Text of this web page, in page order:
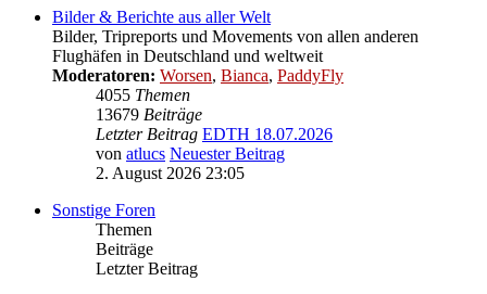
Bilder & Berichte aus aller Welt
Bilder, Tripreports und Movements von allen anderen
Flughäfen in Deutschland und weltweit
Moderatoren: Worsen, Bianca, PaddyFly
4055 Themen
13679 Beiträge
Letzter Beitrag EDTH 18.07.2026
von atlucs Neuester Beitrag
2. August 2026 23:05
Sonstige Foren
Themen
Beiträge
Letzter Beitrag